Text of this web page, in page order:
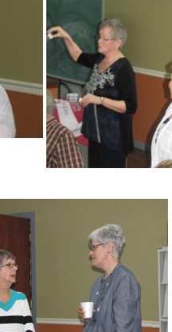
Social de Noël
Soirée
Dîner du 11 octobre
Social de juin 2017
AGR Rouyn 3 mai
Assemblée
St-Valentin 2017
Sacs de plastique